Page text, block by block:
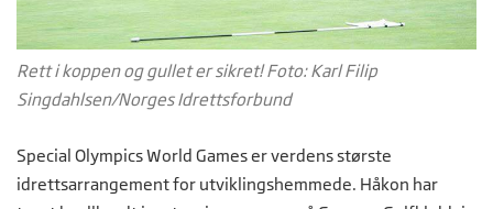
Rett i koppen og gullet er sikret! Foto: Karl Filip
Singdahlsen/Norges Idrettsforbund
Special Olympics World Games er verdens største
idrettsarrangement for utviklingshemmede. Håkon har